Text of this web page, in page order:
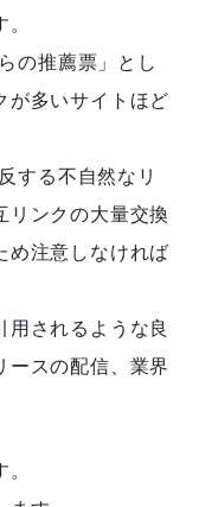
の推薦票」とし
が多いサイトほど
する不自然なリ
リンクの大量交換
め注意しなければ
用されるような良
ースの配信、業界